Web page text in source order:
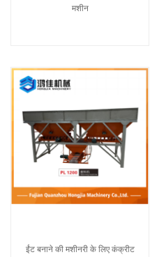
मशीन
ईंट बनाने की मशीनरी के लिए कंक्रीट